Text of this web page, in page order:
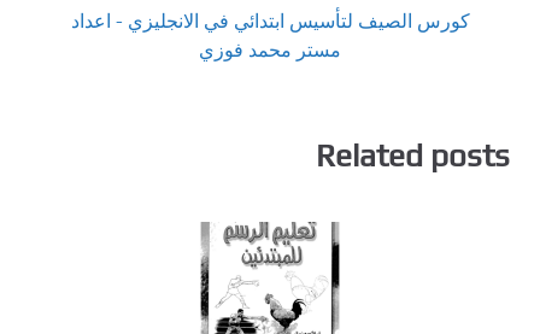
كورس الصيف لتأسيس ابتدائي في الانجليزي - اعداد
مستر محمد فوزي
Related posts